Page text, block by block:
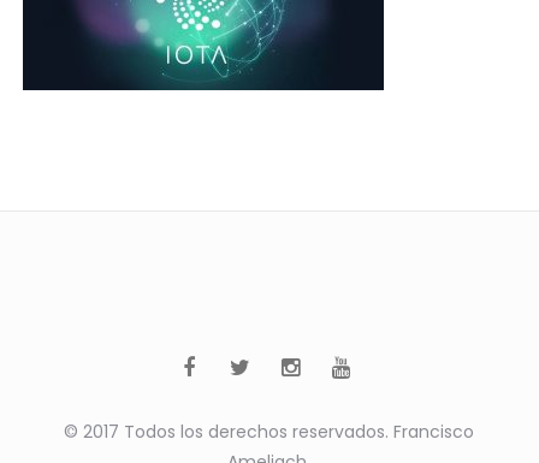
© 2017 Todos los derechos reservados. Francisco